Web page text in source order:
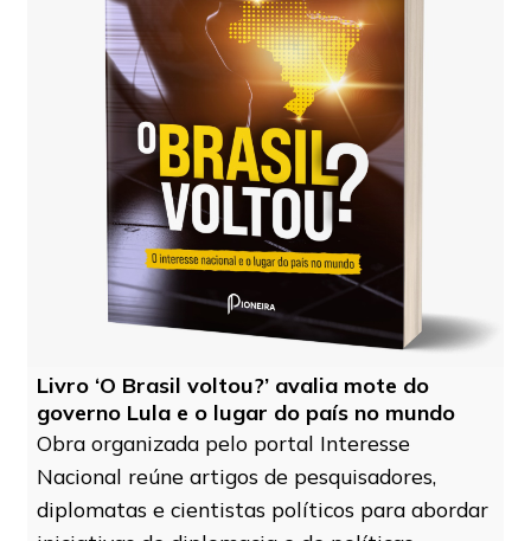
Livro ‘O Brasil voltou?’ avalia mote do
governo Lula e o lugar do país no mundo
Obra organizada pelo portal Interesse
Nacional reúne artigos de pesquisadores,
diplomatas e cientistas políticos para abordar